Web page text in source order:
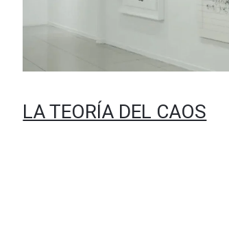
LA TEORÍA DEL CAOS